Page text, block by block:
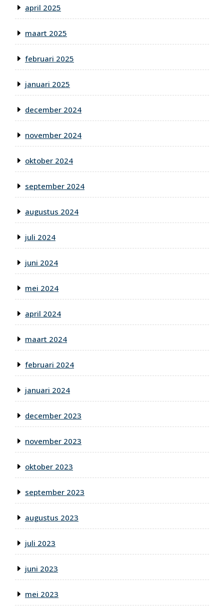
april 2025
maart 2025
februari 2025
januari 2025
december 2024
november 2024
oktober 2024
september 2024
augustus 2024
juli 2024
juni 2024
mei 2024
april 2024
maart 2024
februari 2024
januari 2024
december 2023
november 2023
oktober 2023
september 2023
augustus 2023
juli 2023
juni 2023
mei 2023